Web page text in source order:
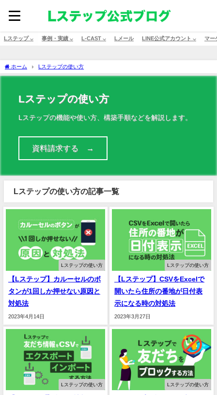
Lステップ ⌵ 事例・実績 ⌵ L-CAST ⌵ Lメール LINE公式アカウント ⌵ マー
ホーム Lステップの使い方
Lステップの使い方
Lステップの機能や使い方、構築手順などを解説します。
資料請求する →
Lステップの使い方の記事一覧
Lステップの使い方
【Lステップ】カルーセルのボ
タンが1回しか押せない原因と
対処法
2023年4月14日
Lステップの使い方
【Lステップ】CSVをExcelで
開いたら住所の番地が日付表
示になる時の対処法
2023年3月27日
Lステップの使い方 Lステップの使い方